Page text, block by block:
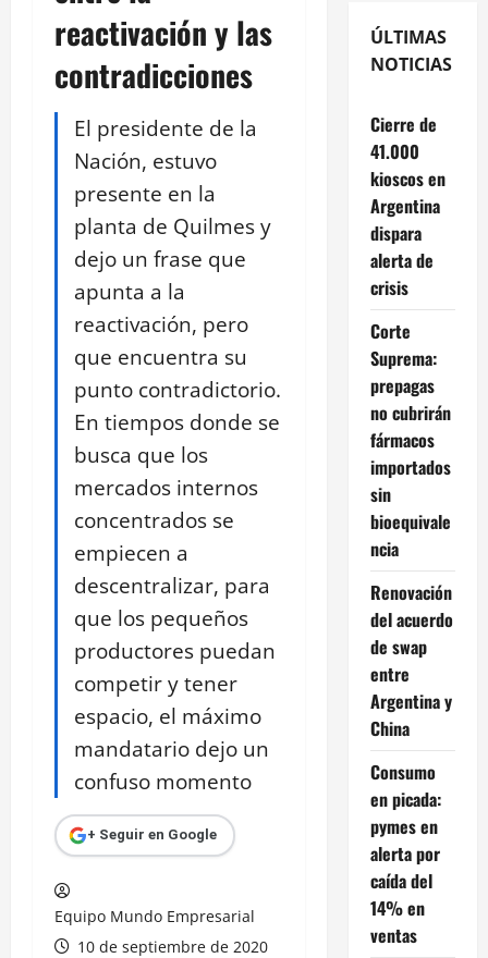
reactivación y las
contradicciones
El presidente de la
Nación, estuvo
presente en la
planta de Quilmes y
dejo un frase que
apunta a la
reactivación, pero
que encuentra su
punto contradictorio.
En tiempos donde se
busca que los
mercados internos
concentrados se
empiecen a
descentralizar, para
que los pequeños
productores puedan
competir y tener
espacio, el máximo
mandatario dejo un
confuso momento
+ Seguir en Google
Equipo Mundo Empresarial
10 de septiembre de 2020
ÚLTIMAS
NOTICIAS
Cierre de
41.000
kioscos en
Argentina
dispara
alerta de
crisis
Corte
Suprema:
prepagas
no cubrirán
fármacos
importados
sin
bioequivale
ncia
Renovación
del acuerdo
de swap
entre
Argentina y
China
Consumo
en picada:
pymes en
alerta por
caída del
14% en
ventas